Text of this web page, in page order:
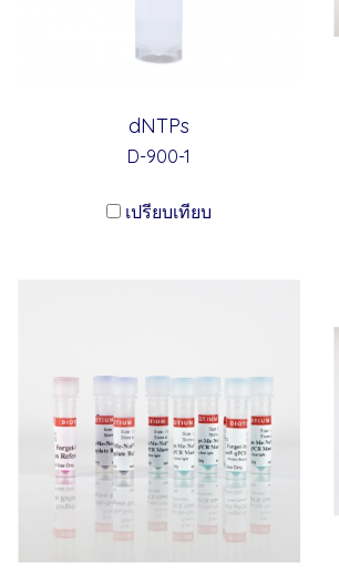
dNTPs
D-900-1
เปรียบเทียบ